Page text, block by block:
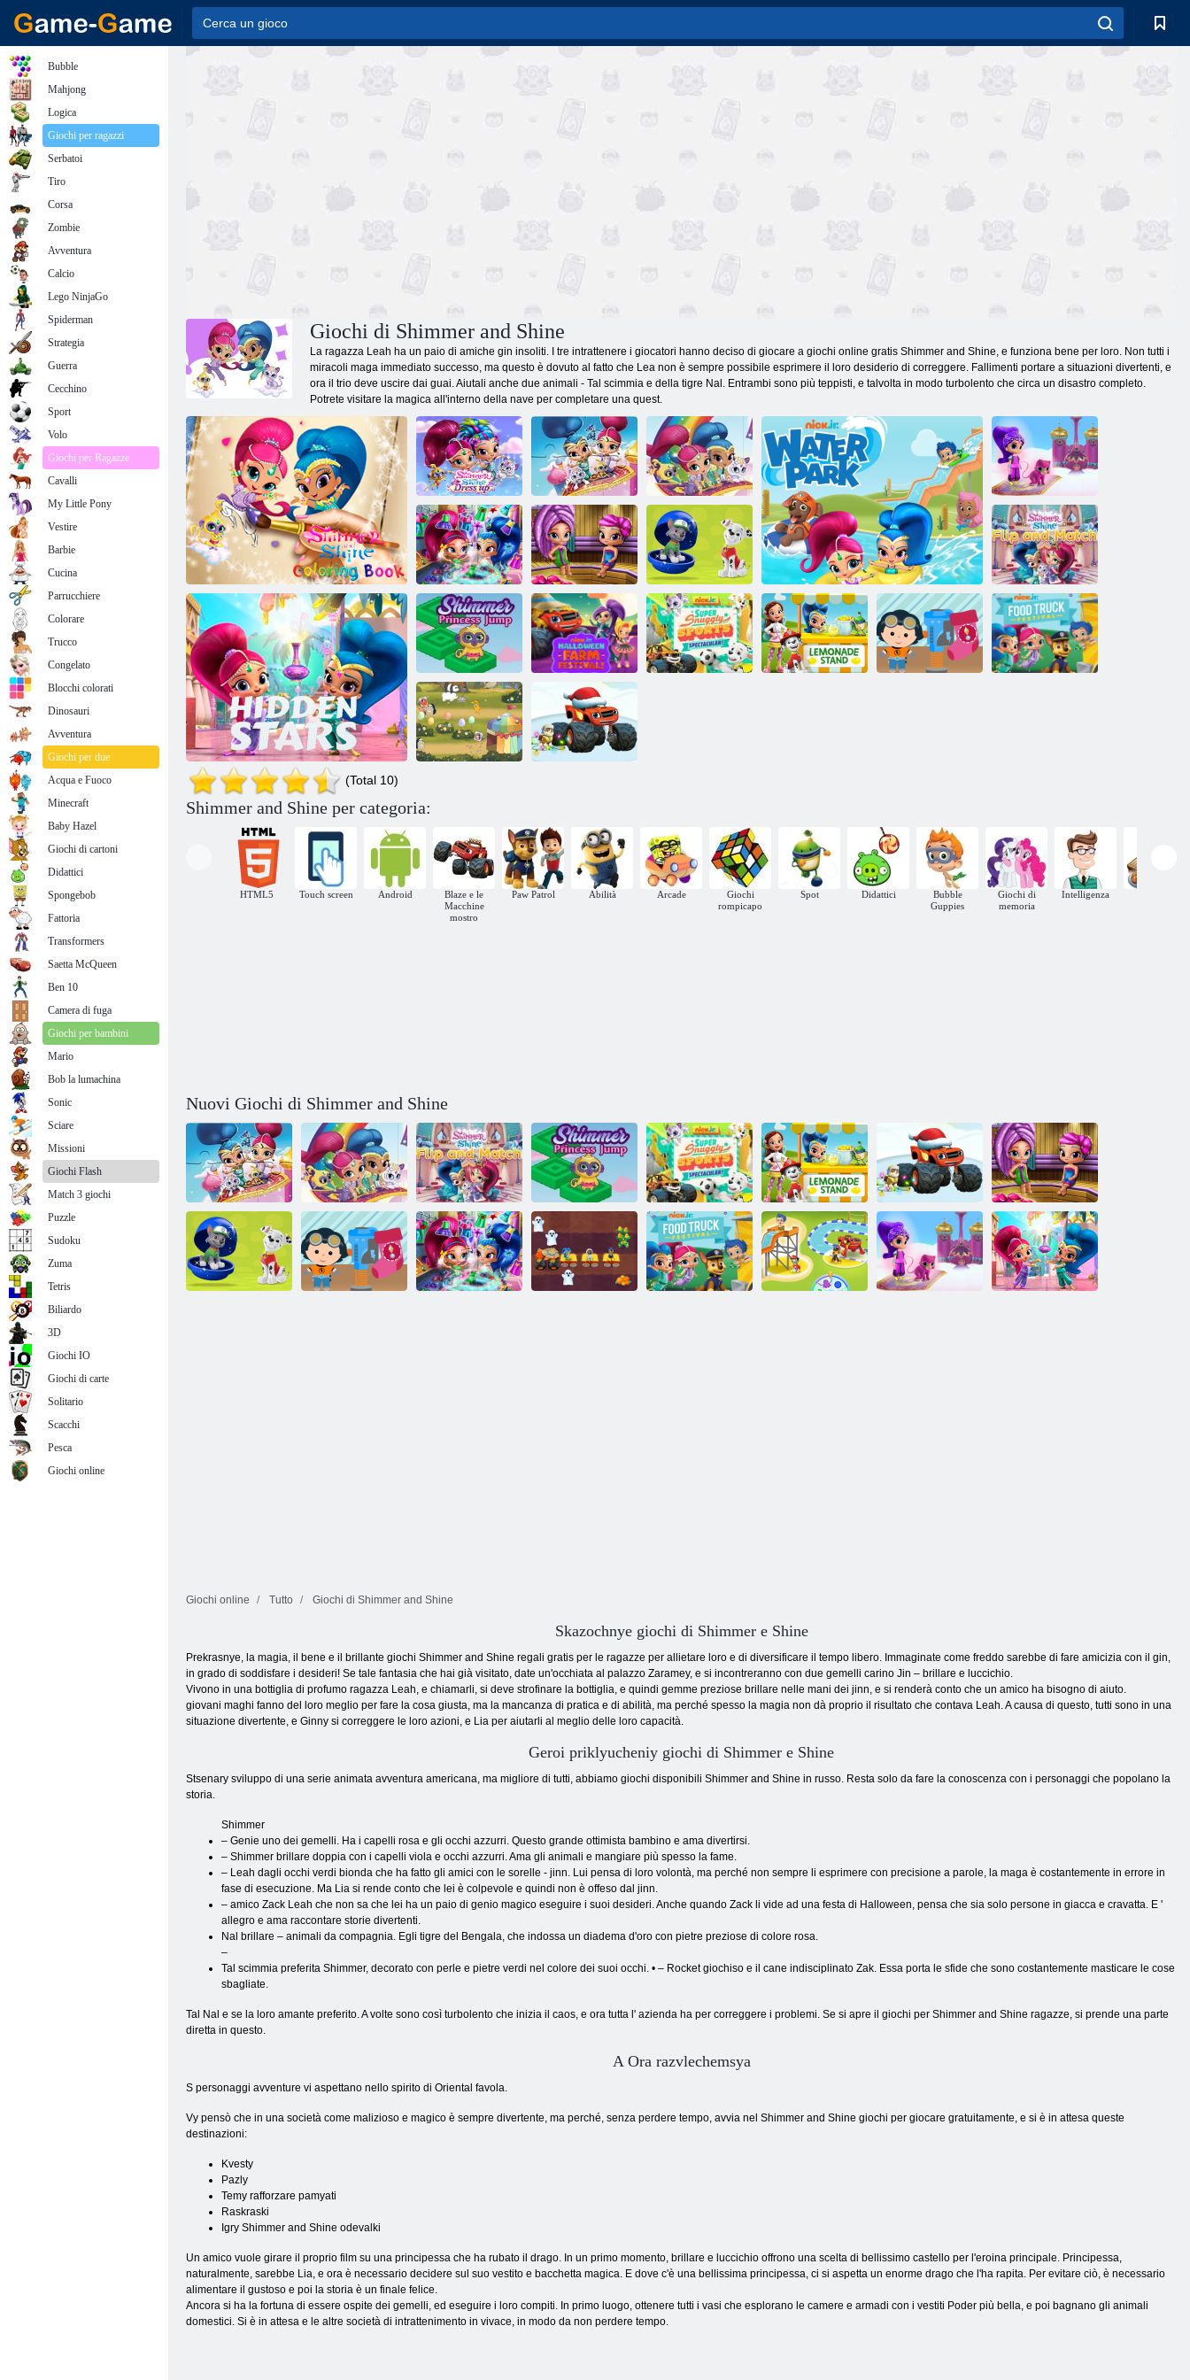
Giochi di Shimmer and Shine
La ragazza Leah ha un paio di amiche gin insoliti. I tre intrattenere i giocatori hanno deciso di giocare a giochi online gratis Shimmer and Shine, e funziona bene per loro. Non tutti i
miracoli maga immediato successo, ma questo è dovuto al fatto che Lea non è sempre possibile esprimere il loro desiderio di correggere. Fallimenti portare a situazioni divertenti, e
ora il trio deve uscire dai guai. Aiutali anche due animali - Tal scimmia e della tigre Nal. Entrambi sono più teppisti, e talvolta in modo turbolento che circa un disastro completo.
Potrete visitare la magica all'interno della nave per completare una quest.
Shimmer and Shine: Coloring Book
Shimmer and
Shine: Dress up
Puzzle: luccichio
e splendore
Su e via
Shimmer and
Shine: Creazioni
lucenti e brillanti
Shimmer e
Shine Pulizia
dell'armadio
Genies Glitter
Vita reale Sauna
Cosa c'è dentro?
Shimmer e
Shine Capovolgi
e abbina
Shimmer
Princess Jump
Nick jr. festival
di fattoria di
Halloween
vacanze Resort
(Total 10)
Shimmer and Shine per categoria:
HTML5 Touch screen Android
Blaze e le
Macchine
mostro
Paw Patrol Abilità Arcade
Giochi
rompicapo
Spot Didattici
Bubble
Guppies
Giochi di
memoria
Intelligenza
Nuovi Giochi di Shimmer and Shine
Puzzle: luccichio
e splendore
Su e via
Shimmer e
Shine Capovolgi
e abbina
Shimmer
Princess Jump
Nick Jr.
Spettacolare
sport super
coccolosi
Supporto per
limonata
Nick Jr: Buone
vacanze Resort
Genies Glitter
Vita reale Sauna
Giochi online Tutto Giochi di Shimmer and Shine
Skazochnye giochi di Shimmer e Shine
Prekrasnye, la magia, il bene e il brillante giochi Shimmer and Shine regali gratis per le ragazze per allietare loro e di diversificare il tempo libero. Immaginate come freddo sarebbe di fare amicizia con il gin,
in grado di soddisfare i desideri! Se tale fantasia che hai già visitato, date un'occhiata al palazzo Zaramey, e si incontreranno con due gemelli carino Jin – brillare e luccichio.
Vivono in una bottiglia di profumo ragazza Leah, e chiamarli, si deve strofinare la bottiglia, e quindi gemme preziose brillare nelle mani dei jinn, e si renderà conto che un amico ha bisogno di aiuto.
giovani maghi fanno del loro meglio per fare la cosa giusta, ma la mancanza di pratica e di abilità, ma perché spesso la magia non dà proprio il risultato che contava Leah. A causa di questo, tutti sono in una
situazione divertente, e Ginny si correggere le loro azioni, e Lia per aiutarli al meglio delle loro capacità.
Geroi priklyucheniy giochi di Shimmer e Shine
Stsenary sviluppo di una serie animata avventura americana, ma migliore di tutti, abbiamo giochi disponibili Shimmer and Shine in russo. Resta solo da fare la conoscenza con i personaggi che popolano la
storia.
Shimmer
– Genie uno dei gemelli. Ha i capelli rosa e gli occhi azzurri. Questo grande ottimista bambino e ama divertirsi.
– Shimmer brillare doppia con i capelli viola e occhi azzurri. Ama gli animali e mangiare più spesso la fame.
– Leah dagli occhi verdi bionda che ha fatto gli amici con le sorelle - jinn. Lui pensa di loro volontà, ma perché non sempre li esprimere con precisione a parole, la maga è costantemente in errore in
fase di esecuzione. Ma Lia si rende conto che lei è colpevole e quindi non è offeso dal jinn.
– amico Zack Leah che non sa che lei ha un paio di genio magico eseguire i suoi desideri. Anche quando Zack li vide ad una festa di Halloween, pensa che sia solo persone in giacca e cravatta. E '
allegro e ama raccontare storie divertenti.
Nal brillare – animali da compagnia. Egli tigre del Bengala, che indossa un diadema d'oro con pietre preziose di colore rosa.
–
Tal scimmia preferita Shimmer, decorato con perle e pietre verdi nel colore dei suoi occhi. • – Rocket giochiso e il cane indisciplinato Zak. Essa porta le sfide che sono costantemente masticare le cose
sbagliate.
Tal Nal e se la loro amante preferito. A volte sono così turbolento che inizia il caos, e ora tutta l' azienda ha per correggere i problemi. Se si apre il giochi per Shimmer and Shine ragazze, si prende una parte
diretta in questo.
A Ora razvlechemsya
S personaggi avventure vi aspettano nello spirito di Oriental favola.
Vy pensò che in una società come malizioso e magico è sempre divertente, ma perché, senza perdere tempo, avvia nel Shimmer and Shine giochi per giocare gratuitamente, e si è in attesa queste
destinazioni:
Kvesty
Pazly
Temy rafforzare pamyati
Raskraski
Igry Shimmer and Shine odevalki
Un amico vuole girare il proprio film su una principessa che ha rubato il drago. In un primo momento, brillare e luccichio offrono una scelta di bellissimo castello per l'eroina principale. Principessa,
naturalmente, sarebbe Lia, e ora è necessario decidere sul suo vestito e bacchetta magica. E dove c'è una bellissima principessa, ci si aspetta un enorme drago che l'ha rapita. Per evitare ciò, è necessario
alimentare il gustoso e poi la storia è un finale felice.
Ancora si ha la fortuna di essere ospite dei gemelli, ed eseguire i loro compiti. In primo luogo, ottenere tutti i vasi che esplorano le camere e armadi con i vestiti Poder più bella, e poi bagnano gli animali
domestici. Si è in attesa e le altre società di intrattenimento in vivace, in modo da non perdere tempo.
Bubble
Mahjong
Logica
Giochi per ragazzi
Serbatoi
Tiro
Corsa
Zombie
Avventura
Calcio
Lego NinjaGo
Spiderman
Strategia
Guerra
Cecchino
Sport
Volo
Giochi per Ragazze
Cavalli
My Little Pony
Vestire
Barbie
Cucina
Parrucchiere
Colorare
Trucco
Congelato
Blocchi colorati
Dinosauri
Avventura
Giochi per due
Acqua e Fuoco
Minecraft
Baby Hazel
Giochi di cartoni
Didattici
Spongebob
Fattoria
Transformers
Saetta McQueen
Ben 10
Camera di fuga
Giochi per bambini
Mario
Bob la lumachina
Sonic
Sciare
Missioni
Giochi Flash
Match 3 giochi
Puzzle
Sudoku
Zuma
Tetris
Biliardo
3D
Giochi IO
Giochi di carte
Solitario
Scacchi
Pesca
Giochi online